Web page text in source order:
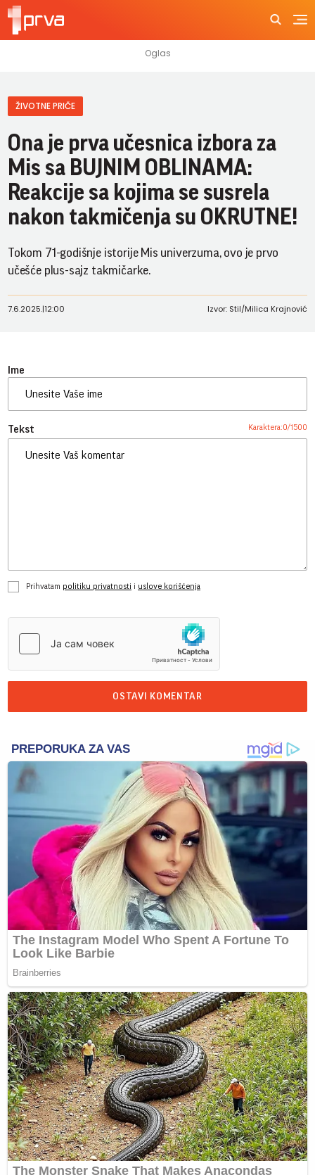
ŽIVOTNE PRIČE
Ona je prva učesnica izbora za
Mis sa BUJNIM OBLINAMA:
Reakcije sa kojima se susrela
nakon takmičenja su OKRUTNE!
Tokom 71-godišnje istorije Mis univerzuma, ovo je prvo
učešće plus-sajz takmičarke.
7.6.2025.|12:00 Izvor: Stil/Milica Krajnović
Ime
Tekst Karaktera:0/1500
Prihvatam politiku privatnosti i uslove korišćenja
OSTAVI KOMENTAR